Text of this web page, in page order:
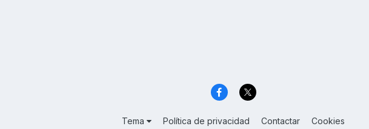
Tema Política de privacidad Contactar Cookies